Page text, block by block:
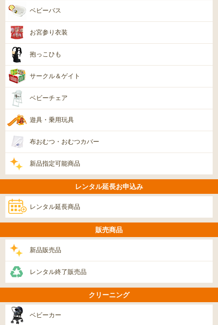
ベビーバス
お宮参り衣装
抱っこひも
サークル＆ゲイト
ベビーチェア
遊具・乗用玩具
布おむつ・おむつカバー
新品指定可能商品
レンタル延長お申込み
レンタル延長商品
販売商品
新品販売品
レンタル終了販売品
クリーニング
ベビーカー